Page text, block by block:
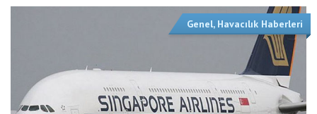
Genel, Havacılık Haberleri